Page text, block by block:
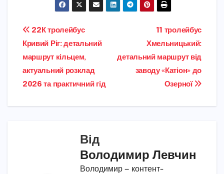
Навігація
записів
11 тролейбус
Хмельницький:
детальний маршрут від
заводу «Катіон» до
Озерної
22К тролейбус
Кривий Ріг: детальний
маршрут кільцем,
актуальний розклад
2026 та практичний гід
Від
Володимир Левчин
Володимир — контент-